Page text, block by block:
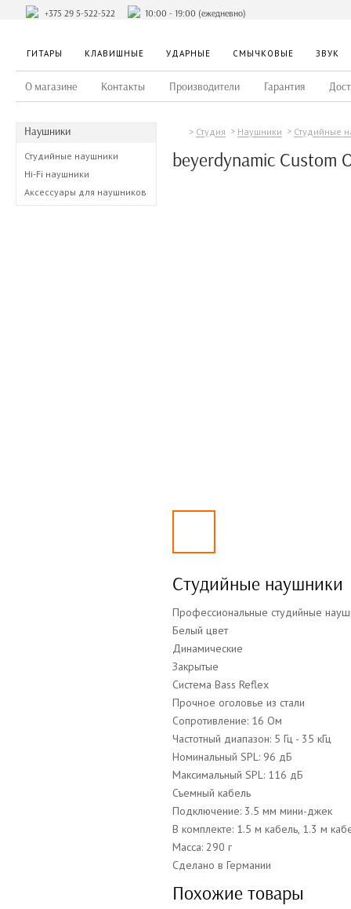
+375 29 5-522-522 10:00 - 19:00 (ежедневно)
ГИТАРЫ КЛАВИШНЫЕ УДАРНЫЕ СМЫЧКОВЫЕ ЗВУК
О магазине Контакты Производители Гарантия
Наушники
Студийные наушники
Hi-Fi наушники
Аксессуары для наушников
Студия Наушники Студийные
beyerdynamic Custom
Студийные наушники
Профессиональные студийные
Белый цвет
Динамические
Закрытые
Система Bass Reflex
Прочное оголовье из стали
Сопротивление: 16 Ом
Частотный диапазон: 5 Гц - 35 кГц
Номинальный SPL: 96 дБ
Максимальный SPL: 116 дБ
Съемный кабель
Подключение: 3.5 мм мини-джек
В комплекте: 1.5 м кабель, 1.3 м
Масса: 290 г
Сделано в Германии
Похожие товары